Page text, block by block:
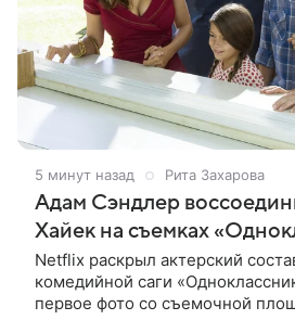
5 минут назад Рита Захарова
Адам Сэндлер
Хайек на съемках
Netflix раскрыл актерский
комедийной саги
первое фото со съемочной